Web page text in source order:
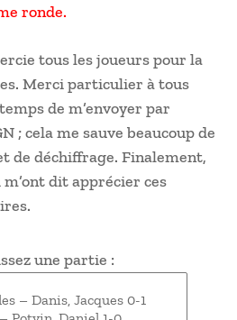
ronde.
tous les joueurs pour la
Merci particulier à tous
de m’envoyer par
; cela me sauve beaucoup de
de déchiffrage. Finalement,
dit apprécier ces
une partie :